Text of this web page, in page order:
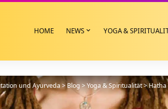
HOME NEWS YOGA &
und Ayurveda>Blog>Yoga & Spiritualität>Hatha